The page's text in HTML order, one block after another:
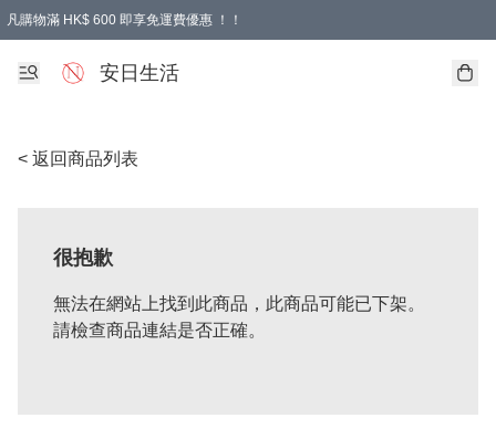
凡購物滿 HK$ 600 即享免運費優惠 ！！
安日生活
< 返回商品列表
很抱歉
無法在網站上找到此商品，此商品可能已下架。
請檢查商品連結是否正確。